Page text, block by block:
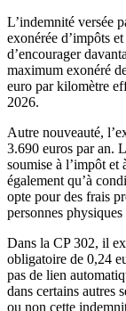
L’indemnité versée
exonérée d’impôts
d’encourager
maximum exonéré
euro par kilomètre
2026.
Autre nouveauté,
3.690 euros par an.
soumise à l’impôt et
également qu’à
opte pour des frais
personnes
Dans la CP 302, il
obligatoire de 0,24
pas de lien
dans certains autres
ou non cette